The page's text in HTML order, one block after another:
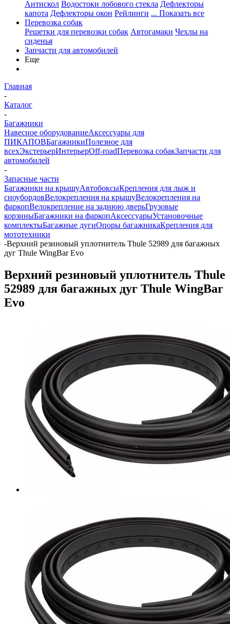
Антискол Водостоки лобового стекла Дефлекторы
капота Дефлекторы окон Рейлинги ... Показать все
Перевозка собак
Решетки для перевозки собак Автогамаки Чехлы на
сиденья
Запчасти для автомобилей
Еще
Главная
-
Каталог
-
Багажники
Навесное оборудованиеАксессуары для
ПИКАПОВБагажникиПолезное для
всехЭкстерьерИнтерьерOff-roadПеревозка собакЗапчасти для
автомобилей
-
Запасные части
Багажники на крышуАвтобоксыКрепления для лыж и
сноубордовВелокрепления на крышуВелокрепления на
фаркопВелокрепление на заднюю дверьГрузовые
корзиныБагажники на фаркопАксессуарыУстановочные
комплектыБагажные дугиОпоры багажникаКрепления для
мототехники
-Верхний резиновый уплотнитель Thule 52989 для багажных
дуг Thule WingBar Evo
Верхний резиновый уплотнитель Thule
52989 для багажных дуг Thule WingBar
Evo